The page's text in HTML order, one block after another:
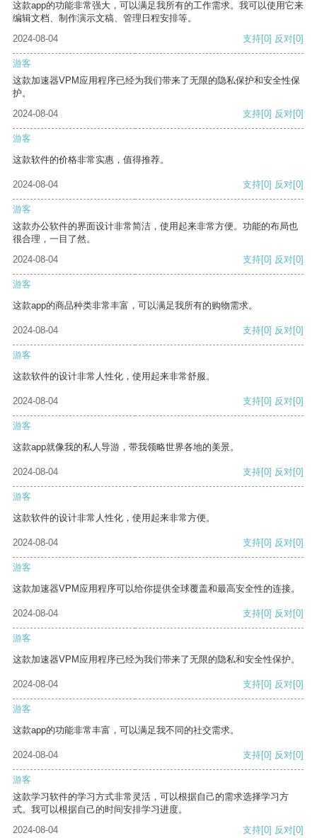
这款app的功能非常强大，可以满足我所有的工作需求。我可以使用它来
编辑文档、制作演示文稿、管理日程安排等。
2024-08-04
支持[0] 反对[0]
游客
这款加速器VPM应用程序已经为我们带来了无限的隐私保护和安全性保
护。
2024-08-04
支持[0] 反对[0]
游客
这款软件的价格非常实惠，值得推荐。
2024-08-04 支持[0] 反对[0]
游客
这款办公软件的界面设计非常简洁，使用起来非常方便。功能的布局也
很合理，一目了然。
2024-08-04
支持[0] 反对[0]
游客
这款app的商品种类非常丰富，可以满足我所有的购物需求。
2024-08-04 支持[0] 反对[0]
游客
这款软件的设计非常人性化，使用起来非常舒服。
2024-08-04 支持[0] 反对[0]
游客
这款app就像我的私人导游，带我领略世界各地的美景。
2024-08-04 支持[0] 反对[0]
游客
这款软件的设计非常人性化，使用起来非常方便。
2024-08-04 支持[0] 反对[0]
游客
这款加速器VPM应用程序可以给你提供全球覆盖和最高安全性的连接。
2024-08-04 支持[0] 反对[0]
游客
这款加速器VPM应用程序已经为我们带来了无限的隐私和安全性保护。
2024-08-04 支持[0] 反对[0]
游客
这款app的功能非常丰富，可以满足我不同的社交需求。
2024-08-04 支持[0] 反对[0]
游客
这款学习软件的学习方式非常灵活，可以根据自己的需求选择学习方
式。我可以根据自己的时间安排学习进度。
2024-08-04
支持[0] 反对[0]